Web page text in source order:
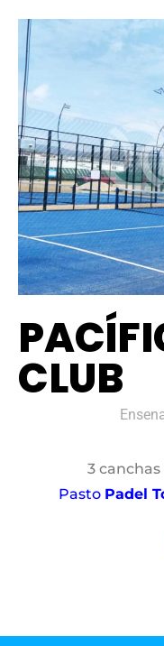
CLUB
3 canchas
Pasto Padel